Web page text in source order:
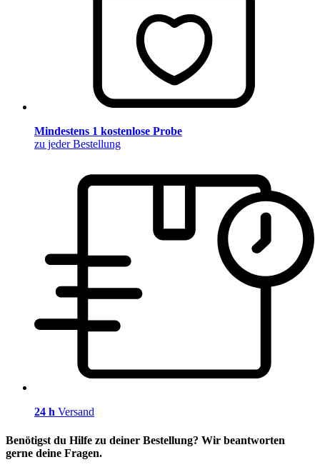
Mindestens 1 kostenlose Probe
zu jeder Bestellung
24 h Versand
Benötigst du Hilfe zu deiner Bestellung? Wir beantworten
gerne deine Fragen.